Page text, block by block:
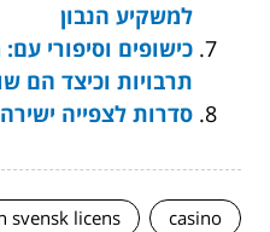
למשקיע הנבון
כישופים וסיפורי
תרבויות וכיצד הם
סדרות לצפייה
casino
svensk licens